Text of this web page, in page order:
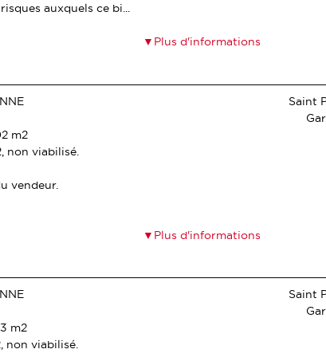
auxquels ce bi...
Plus d'informations
m2
non viabilisé.
vendeur.
Plus d'informations
Saint
m2
non viabilisé.
Saint